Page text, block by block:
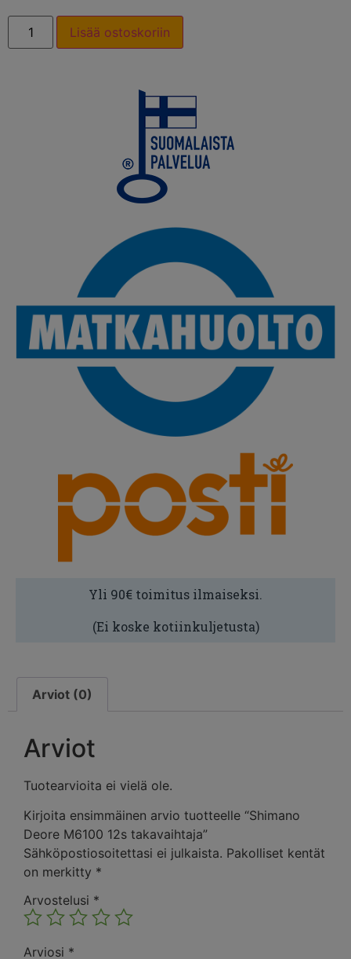
Lisää ostoskoriin
Yli 90€ toimitus ilmaiseksi.
(Ei koske kotiinkuljetusta)
Arviot (0)
Arviot
Tuotearvioita ei vielä ole.
Kirjoita ensimmäinen arvio tuotteelle “Shimano
Deore M6100 12s takavaihtaja”
Sähköpostiosoitettasi ei julkaista. Pakolliset kentät
on merkitty *
Arvostelusi *
Arviosi *